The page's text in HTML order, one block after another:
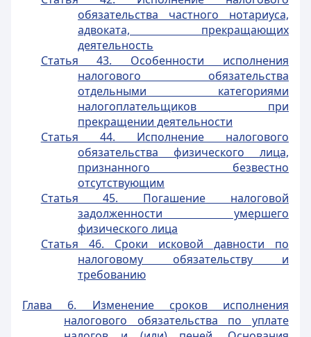
обязательства частного нотариуса,
адвоката, прекращающих
деятельность
Статья 43. Особенности исполнения
налогового обязательства
отдельными категориями
налогоплательщиков при
прекращении деятельности
Статья 44. Исполнение налогового
обязательства физического лица,
признанного безвестно
отсутствующим
Статья 45. Погашение налоговой
задолженности умершего
физического лица
Статья 46. Сроки исковой давности по
налоговому обязательству и
требованию
Глава 6. Изменение сроков исполнения
налогового обязательства по уплате